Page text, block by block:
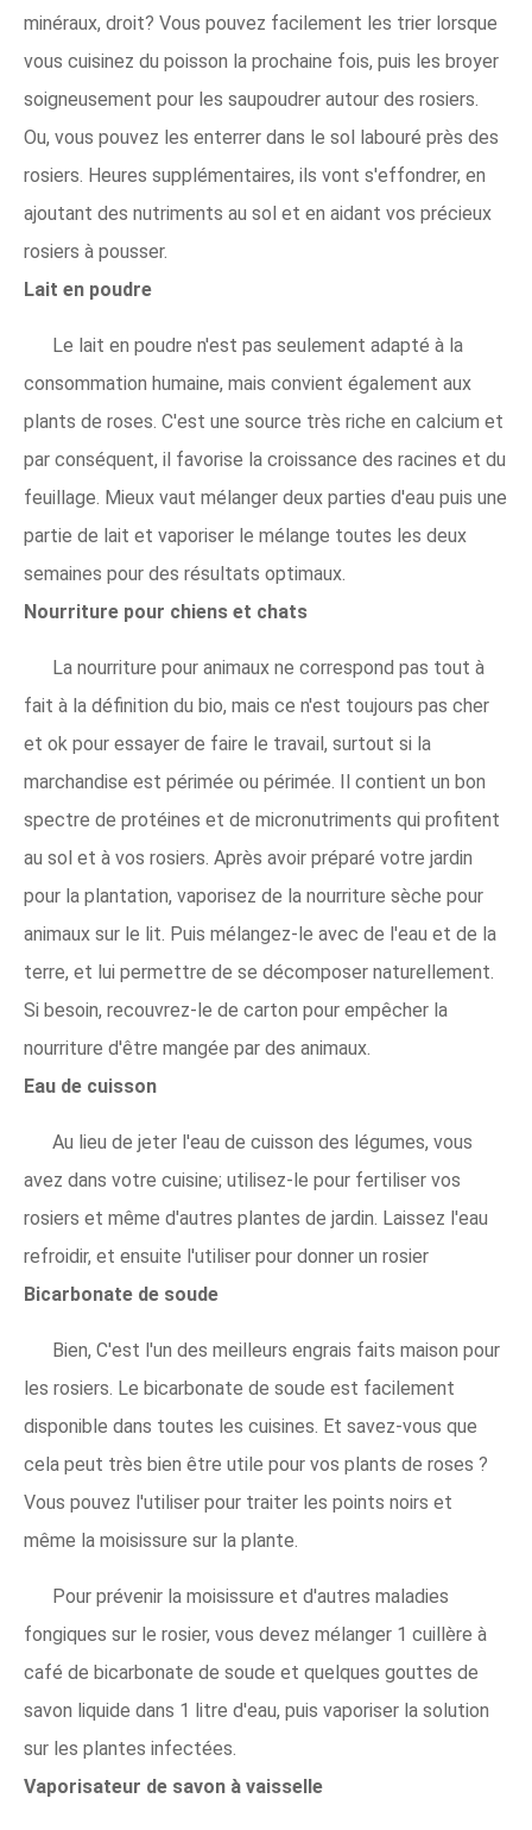
minéraux, droit? Vous pouvez facilement les trier lorsque
vous cuisinez du poisson la prochaine fois, puis les broyer
soigneusement pour les saupoudrer autour des rosiers.
Ou, vous pouvez les enterrer dans le sol labouré près des
rosiers. Heures supplémentaires, ils vont s'effondrer, en
ajoutant des nutriments au sol et en aidant vos précieux
rosiers à pousser.
Lait en poudre
Le lait en poudre n'est pas seulement adapté à la
consommation humaine, mais convient également aux
plants de roses. C'est une source très riche en calcium et
par conséquent, il favorise la croissance des racines et du
feuillage. Mieux vaut mélanger deux parties d'eau puis une
partie de lait et vaporiser le mélange toutes les deux
semaines pour des résultats optimaux.
Nourriture pour chiens et chats
La nourriture pour animaux ne correspond pas tout à
fait à la définition du bio, mais ce n'est toujours pas cher
et ok pour essayer de faire le travail, surtout si la
marchandise est périmée ou périmée. Il contient un bon
spectre de protéines et de micronutriments qui profitent
au sol et à vos rosiers. Après avoir préparé votre jardin
pour la plantation, vaporisez de la nourriture sèche pour
animaux sur le lit. Puis mélangez-le avec de l'eau et de la
terre, et lui permettre de se décomposer naturellement.
Si besoin, recouvrez-le de carton pour empêcher la
nourriture d'être mangée par des animaux.
Eau de cuisson
Au lieu de jeter l'eau de cuisson des légumes, vous
avez dans votre cuisine; utilisez-le pour fertiliser vos
rosiers et même d'autres plantes de jardin. Laissez l'eau
refroidir, et ensuite l'utiliser pour donner un rosier
Bicarbonate de soude
Bien, C'est l'un des meilleurs engrais faits maison pour
les rosiers. Le bicarbonate de soude est facilement
disponible dans toutes les cuisines. Et savez-vous que
cela peut très bien être utile pour vos plants de roses ?
Vous pouvez l'utiliser pour traiter les points noirs et
même la moisissure sur la plante.
Pour prévenir la moisissure et d'autres maladies
fongiques sur le rosier, vous devez mélanger 1 cuillère à
café de bicarbonate de soude et quelques gouttes de
savon liquide dans 1 litre d'eau, puis vaporiser la solution
sur les plantes infectées.
Vaporisateur de savon à vaisselle